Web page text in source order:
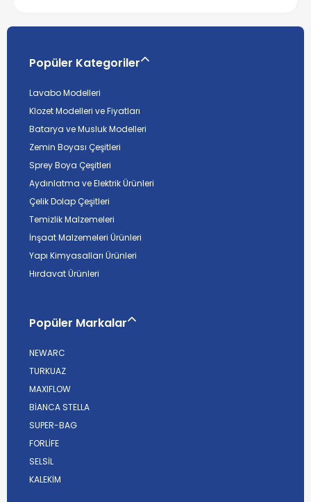
Popüler Kategoriler
Lavabo Modelleri
Klozet Modelleri ve Fiyatları
Batarya ve Musluk Modelleri
Zemin Boyası Çeşitleri
Sprey Boya Çeşitleri
Aydınlatma ve Elektrik Ürünleri
Çelik Dolap Çeşitleri
Temizlik Malzemeleri
İnşaat Malzemeleri Ürünleri
Yapı Kimyasalları Ürünleri
Hırdavat Ürünleri
Popüler Markalar
NEWARC
TURKUAZ
MAXIFLOW
BİANCA STELLA
SUPER-BAG
FORLİFE
SELSİL
KALEKİM